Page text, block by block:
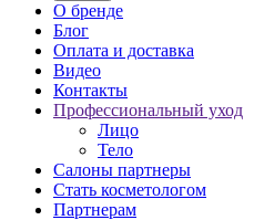
О бренде
Блог
Оплата и доставка
Видео
Контакты
Профессиональный уход
Лицо
Тело
Салоны партнеры
Стать косметологом
Партнерам